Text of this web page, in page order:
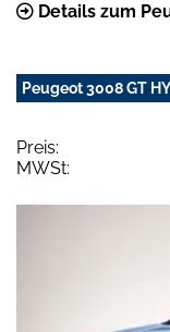
Details zum
Peugeot 3008 GT
Preis:
MWSt: